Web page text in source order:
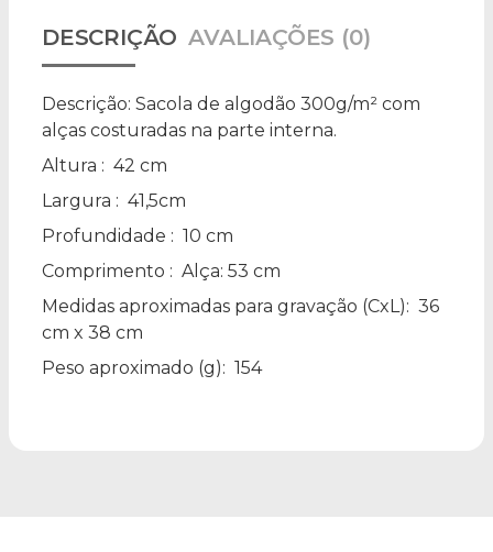
DESCRIÇÃO AVALIAÇÕES (0)
Descrição: Sacola de algodão 300g/m² com
alças costuradas na parte interna.
Altura : 42 cm
Largura : 41,5cm
Profundidade : 10 cm
Comprimento : Alça: 53 cm
Medidas aproximadas para gravação (CxL): 36
cm x 38 cm
Peso aproximado (g): 154